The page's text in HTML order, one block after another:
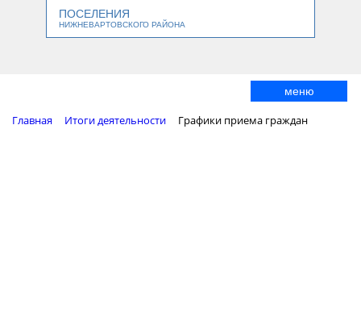
ПОСЕЛЕНИЯ
НИЖНЕВАРТОВСКОГО РАЙОНА
меню
Главная Итоги деятельности Графики приема граждан